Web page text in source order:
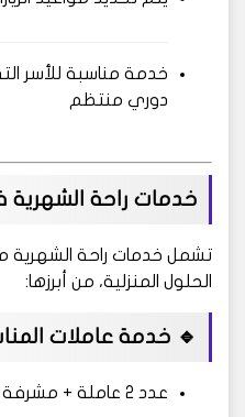
خدمة مناسبة للأسر
دوري منتظم
خدمات راحة
تشمل خدمات راحة
الحلول المنزلية، من أبرزها:
🔹 خدمة عاملات
عدد 2 عاملة + مشرفة